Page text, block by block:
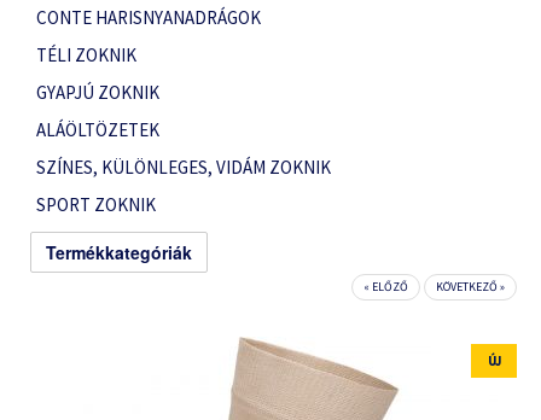
CONTE HARISNYANADRÁGOK
TÉLI ZOKNIK
GYAPJÚ ZOKNIK
ALÁÖLTÖZETEK
SZÍNES, KÜLÖNLEGES, VIDÁM ZOKNIK
SPORT ZOKNIK
Termékkategóriák
« ELŐZŐ KÖVETKEZŐ »
ÚJ